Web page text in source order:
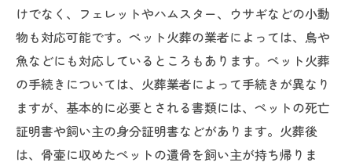
けでなく、フェレットやハムスター、ウサギなどの小動
物も対応可能です。ペット火葬の業者によっては、鳥や
魚などにも対応しているところもあります。ペット火葬
の手続きについては、火葬業者によって手続きが異なり
ますが、基本的に必要とされる書類には、ペットの死亡
証明書や飼い主の身分証明書などがあります。火葬後
は、骨壷に収めたペットの遺骨を飼い主が持ち帰りま